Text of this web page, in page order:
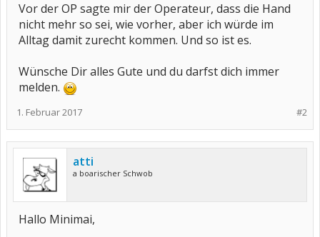
Vor der OP sagte mir der Operateur, dass die Hand
nicht mehr so sei, wie vorher, aber ich würde im
Alltag damit zurecht kommen. Und so ist es.
Wünsche Dir alles Gute und du darfst dich immer
melden.
#2
1. Februar 2017
atti
a boarischer Schwob
Hallo Minimai,